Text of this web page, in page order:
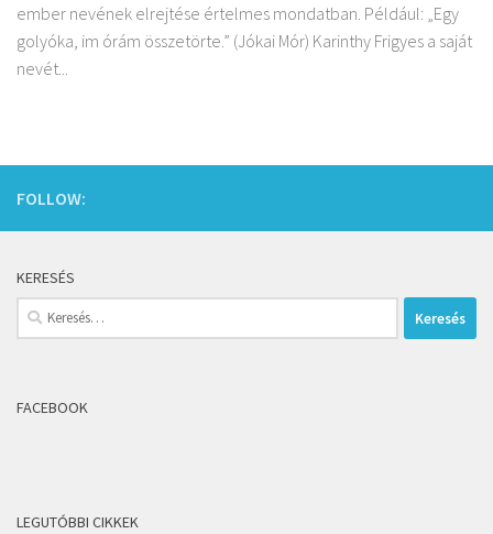
ember nevének elrejtése értelmes mondatban. Például: „Egy
golyóka, im órám összetörte.” (Jókai Mór) Karinthy Frigyes a saját
nevét...
FOLLOW:
KERESÉS
Keresés:
FACEBOOK
LEGUTÓBBI CIKKEK